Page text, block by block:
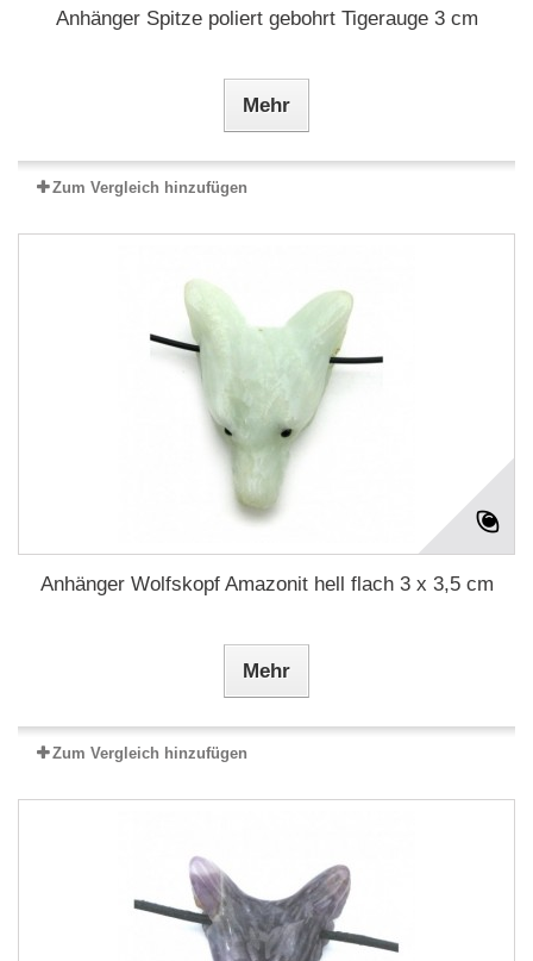
Anhänger Spitze poliert gebohrt Tigerauge 3 cm
Mehr
Zum Vergleich hinzufügen
Anhänger Wolfskopf Amazonit hell flach 3 x 3,5 cm
Mehr
Zum Vergleich hinzufügen